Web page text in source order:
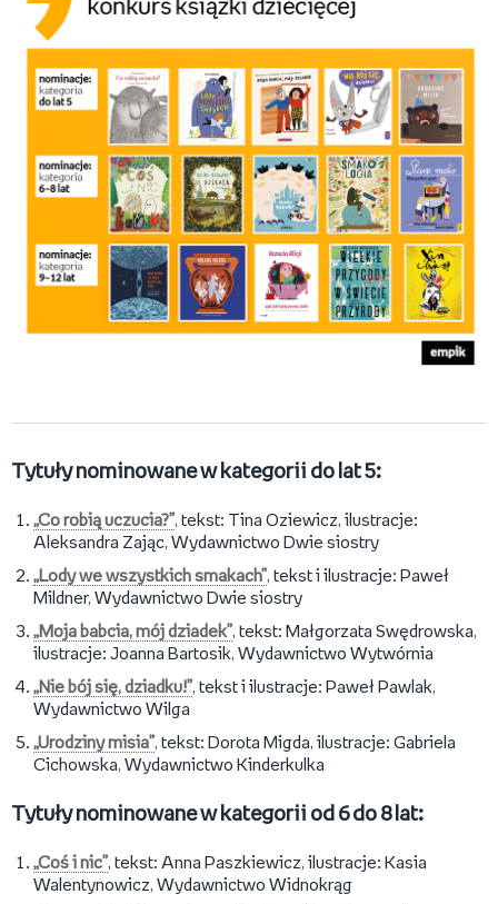
Tytuły nominowane w kategorii do lat 5:
„Co robią uczucia?”, tekst: Tina Oziewicz, ilustracje:
Aleksandra Zając, Wydawnictwo Dwie siostry
„Lody we wszystkich smakach”, tekst i ilustracje: Paweł
Mildner, Wydawnictwo Dwie siostry
„Moja babcia, mój dziadek”, tekst: Małgorzata Swędrowska,
ilustracje: Joanna Bartosik, Wydawnictwo Wytwórnia
„Nie bój się, dziadku!”, tekst i ilustracje: Paweł Pawlak,
Wydawnictwo Wilga
„Urodziny misia”, tekst: Dorota Migda, ilustracje: Gabriela
Cichowska, Wydawnictwo Kinderkulka
Tytuły nominowane w kategorii od 6 do 8 lat:
„Coś i nic”, tekst: Anna Paszkiewicz, ilustracje: Kasia
Walentynowicz, Wydawnictwo Widnokrąg